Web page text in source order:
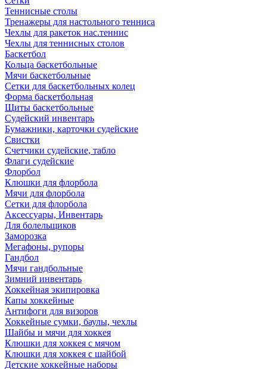
Теннисные столы
Тренажеры для настольного тенниса
Чехлы для ракеток нас.теннис
Чехлы для теннисных столов
Баскетбол
Кольца баскетбольные
Мячи баскетбольные
Сетки для баскетбольных колец
Форма баскетбольная
Щиты баскетбольные
Судейский инвентарь
Бумажники, карточки судейские
Свистки
Счетчики судейские, табло
Флаги судейские
Флорбол
Клюшки для флорбола
Мячи для флорбола
Сетки для флорбола
Аксессуары, Инвентарь
Для болельщиков
Заморозка
Мегафоны, рупоры
Гандбол
Мячи гандбольные
Зимний инвентарь
Хоккейная экипировка
Капы хоккейные
Антифоги для визоров
Хоккейные сумки, баулы, чехлы
Шайбы и мячи для хоккея
Клюшки для хоккея с мячом
Клюшки для хоккея с шайбой
Детские хоккейные наборы